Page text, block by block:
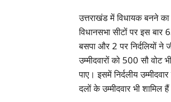
उत्तराखंड में विधायक बनने
विधानसभा सीटों पर इस
बसपा और 2 पर निर्दलियों
उम्मीदवारों को 500 सौ वोट
पाए। इसमें निर्दलीय
दलों के उम्मीदवार भी शामिल